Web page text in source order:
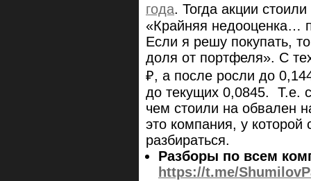
года. Тогда акции
«Крайняя недооценка…
Если я решу покупать,
доля от портфеля». С
₽, а после росли до
до текущих 0,0845. Т.е.
чем стоили на обвален
это компания, у которой
разбираться.
Разборы по всем
https://t.me/